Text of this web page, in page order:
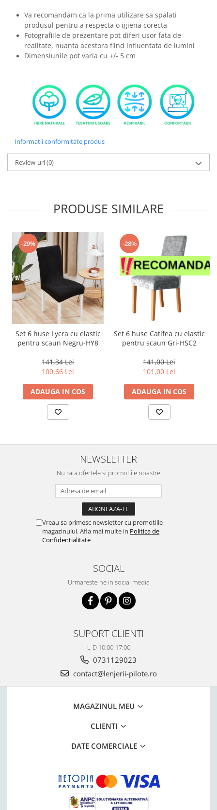
Va recomandam ca la prima utilizare sa spalati
produsul pentru a respecta o igiena corecta
Fotografiile de prezentare pot diferi usor fata de
realitate, nuanta acestora fiind influentata de lumini
Dimensiunile pot varia cu +/- 5 cm
Informatii conformitate produs
Review-uri(0)
PRODUSE SIMILARE
-29%
Set 6 huse Lycra cu elastic
pentru scaun Negru-HY8
141,34 Lei
100,66 Lei
ADAUGA IN COS
-28%
Set 6 huse Catifea cu elastic
pentru scaun Gri-HSC2
141,00 Lei
101,00 Lei
ADAUGA IN COS
NEWSLETTER
Nu rata ofertele si promotiile noastre
Vreau sa primesc newsletter cu promotiile
magazinului. Afla mai multe in Politica de
Confidentialitate
SOCIAL
Urmareste-ne in social media
SUPORT CLIENTI
L-D 10:00-17:00
0731129023
contact@lenjerii-pilote.ro
MAGAZINUL MEU
CLIENTI
DATE COMERCIALE